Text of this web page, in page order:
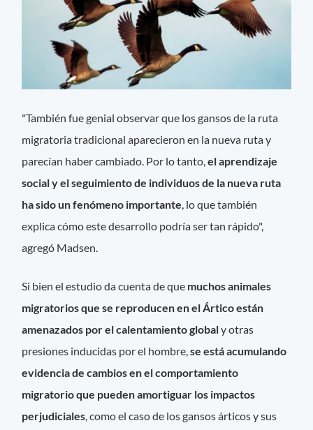
"También fue genial observar que los gansos de la ruta
migratoria tradicional aparecieron en la nueva ruta y
parecían haber cambiado. Por lo tanto,el aprendizaje
social y el seguimiento de individuos de la nueva ruta
ha sido un fenómeno importante , lo que también
explica cómo este desarrollo podría ser tan rápido",
agregó Madsen.
Si bien el estudio da cuenta de que muchos animales
migratorios que se reproducen en el Ártico están
amenazados por el calentamiento globaly otras
presiones inducidas por el hombre,se está acumulando
evidencia de cambios en el comportamiento
migratorio que pueden amortiguar los impactos
perjudiciales, como el caso de los gansos árticos y sus